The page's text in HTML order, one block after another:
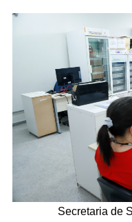
Secretaria de